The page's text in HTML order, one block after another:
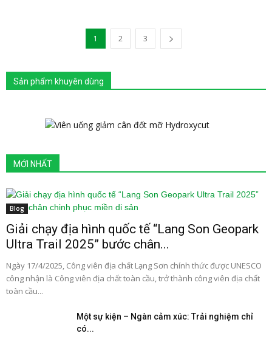
1 2 3
Sản phẩm khuyên dùng
MỚI NHẤT
Blog
Giải chạy địa hình quốc tế “Lang Son Geopark
Ultra Trail 2025” bước chân...
Ngày 17/4/2025, Công viên địa chất Lạng Sơn chính thức được UNESCO
công nhận là Công viên địa chất toàn cầu, trở thành công viên địa chất
toàn cầu...
Một sự kiện – Ngàn cảm xúc: Trải nghiệm chỉ
có...